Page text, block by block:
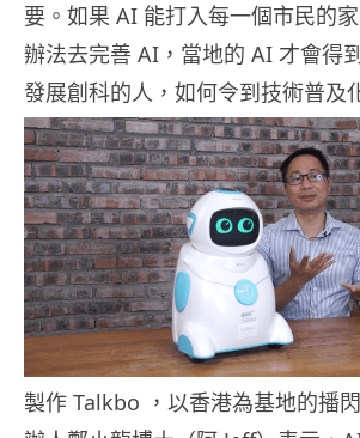
要。如果 AI 能打入每一個市民的
辦法去完善 AI，當地的 AI 才會得
發展創科的人，如何令到技術普及
製作 Talkbo ，以香港為基地的播